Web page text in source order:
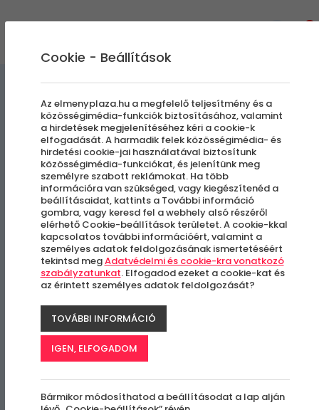
Élménylövészet | Izraeli
csomag
Örkény
Cookie - Beállítások
Az elmenyplaza.hu a megfelelő teljesítmény és a
közösségimédia-funkciók biztosításához, valamint
a hirdetések megjelenítéséhez kéri a cookie-k
elfogadását. A harmadik felek közösségimédia- és
hirdetési cookie-jai használatával biztosítunk
közösségimédia-funkciókat, és jelenítünk meg
személyre szabott reklámokat. Ha több
információra van szükséged, vagy kiegészítenéd a
beállításaidat, kattints a További információ
gombra, vagy keresd fel a webhely alsó részéről
elérhető Cookie-beállítások területet. A cookie-kkal
kapcsolatos további információért, valamint a
személyes adatok feldolgozásának ismertetéséért
tekintsd megAdatvédelmi és cookie-kra vonatkozó
szabályzatunkat. Elfogadod ezeket a cookie-kat és
az érintett személyes adatok feldolgozását?
TOVÁBBI INFORMÁCIÓ
IGEN, ELFOGADOM
Bármikor módosíthatod a beállításodat a lap alján